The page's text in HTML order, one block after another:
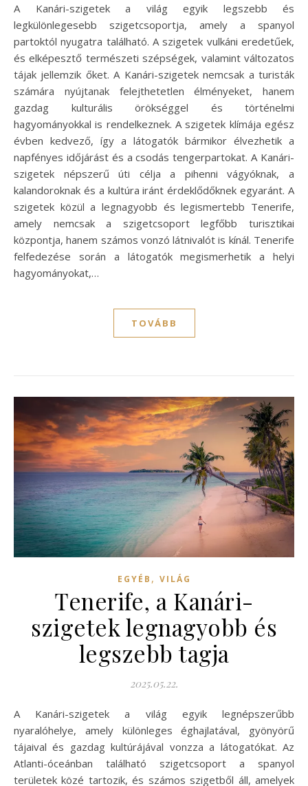
A Kanári-szigetek a világ egyik legszebb és
legkülönlegesebb szigetcsoportja, amely a spanyol
partoktól nyugatra található. A szigetek vulkáni eredetűek,
és elképesztő természeti szépségek, valamint változatos
tájak jellemzik őket. A Kanári-szigetek nemcsak a turisták
számára nyújtanak felejthetetlen élményeket, hanem
gazdag kulturális örökséggel és történelmi
hagyományokkal is rendelkeznek. A szigetek klímája egész
évben kedvező, így a látogatók bármikor élvezhetik a
napfényes időjárást és a csodás tengerpartokat. A Kanári-
szigetek népszerű úti célja a pihenni vágyóknak, a
kalandoroknak és a kultúra iránt érdeklődőknek egyaránt. A
szigetek közül a legnagyobb és legismertebb Tenerife,
amely nemcsak a szigetcsoport legfőbb turisztikai
központja, hanem számos vonzó látnivalót is kínál. Tenerife
felfedezése során a látogatók megismerhetik a helyi
hagyományokat,…
TOVÁBB
EGYÉB , VILÁG
Tenerife, a Kanári-
szigetek legnagyobb és
legszebb tagja
2025.05.22.
A Kanári-szigetek a világ egyik legnépszerűbb
nyaralóhelye, amely különleges éghajlatával, gyönyörű
tájaival és gazdag kultúrájával vonzza a látogatókat. Az
Atlanti-óceánban található szigetcsoport a spanyol
területek közé tartozik, és számos szigetből áll, amelyek